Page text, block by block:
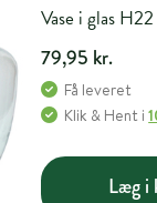
Vase i glas
79,95 kr.
Få leveret
Klik & Hent i
Læg i